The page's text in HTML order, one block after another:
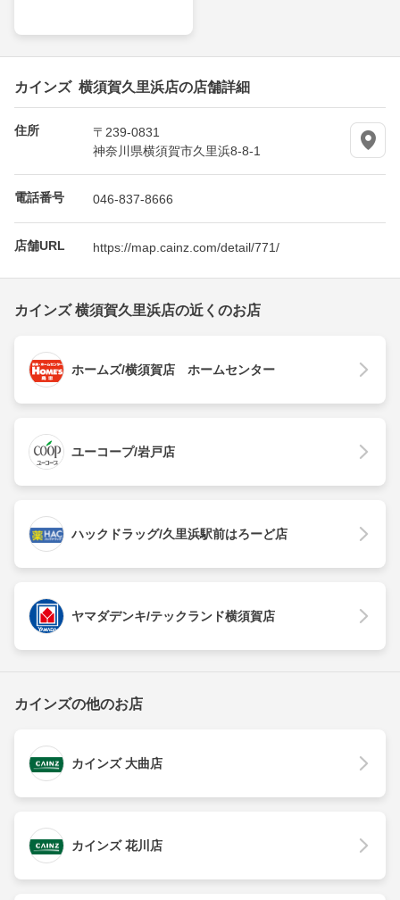
カインズ 横須賀久里浜店の店舗詳細
住所
〒239-0831
神奈川県横須賀市久里浜8-8-1
電話番号 046-837-8666
店舗URL https://map.cainz.com/detail/771/
カインズ 横須賀久里浜店の近くのお店
ホームズ/横須賀店 ホームセンター
ユーコープ/岩戸店
ハックドラッグ/久里浜駅前はろーど店
ヤマダデンキ/テックランド横須賀店
カインズの他のお店
カインズ 大曲店
カインズ 花川店